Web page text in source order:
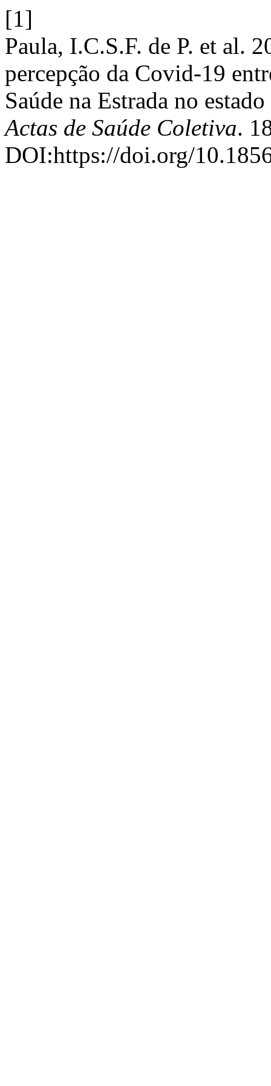
[1]
Paula, I.C.S.F. de P. et al.
percepção da Covid-19
Saúde na Estrada no
Actas de Saúde Coletiva.
DOI:https://doi.org/